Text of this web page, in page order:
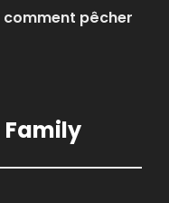
comment pêcher
Family